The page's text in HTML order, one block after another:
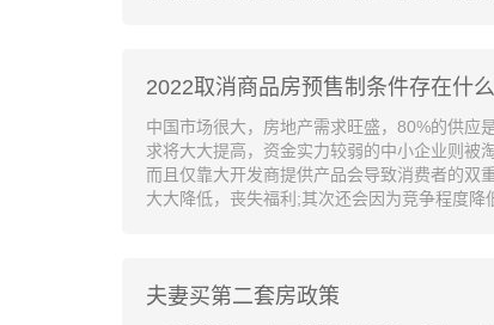
2022取消商品房预售制条件存在什
中国市场很大，房地产需求旺盛，80%的供应
求将大大提高，资金实力较弱的中小企业则被
而且仅靠大开发商提供产品会导致消费者的双
大大降低，丧失福利;其次还会因为竞争程度降
夫妻买第二套房政策